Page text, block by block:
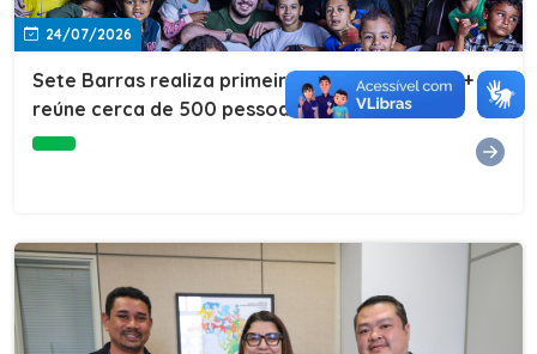
24/07/2026
Sete Barras realiza primeira edição do Cuidar+ e
reúne cerca de 500 pessoas na Vila São João